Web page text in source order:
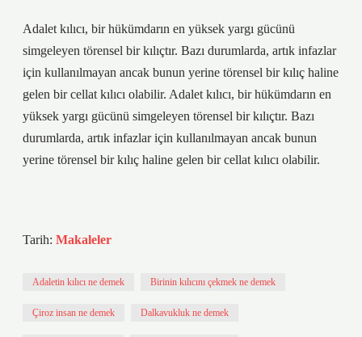
Adalet kılıcı, bir hükümdarın en yüksek yargı gücünü
simgeleyen törensel bir kılıçtır. Bazı durumlarda, artık infazlar
için kullanılmayan ancak bunun yerine törensel bir kılıç haline
gelen bir cellat kılıcı olabilir. Adalet kılıcı, bir hükümdarın en
yüksek yargı gücünü simgeleyen törensel bir kılıçtır. Bazı
durumlarda, artık infazlar için kullanılmayan ancak bunun
yerine törensel bir kılıç haline gelen bir cellat kılıcı olabilir.
Tarih: Makaleler
Adaletin kılıcı ne demek Birinin kılıcını çekmek ne demek
Çiroz insan ne demek Dalkavukluk ne demek